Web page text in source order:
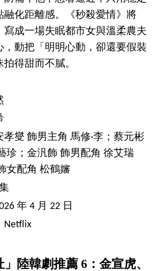
融化距離感。《秒殺愛情》將
寫成一場失眠都市女與溫柔農夫
，動把「明明心動，卻還要假裝
得甜而不膩。
孝燮 飾男主角 馬修·李；蔡元彬
珍；金汎飾 飾男配角 徐艾瑞
女配角 松鶴嬸
年 4 月 22 日
Netflix
」陸韓劇推薦 6：金宣虎、